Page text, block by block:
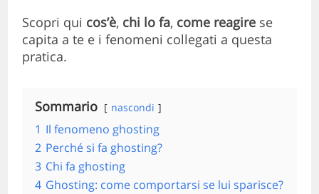
Scopri qui cos’è, chi lo fa, come reagire se
capita a te e i fenomeni collegati a questa
pratica.
Sommario nascondi
1 Il fenomeno ghosting
2 Perché si fa ghosting?
3 Chi fa ghosting
4 Ghosting: come comportarsi se lui sparisce?